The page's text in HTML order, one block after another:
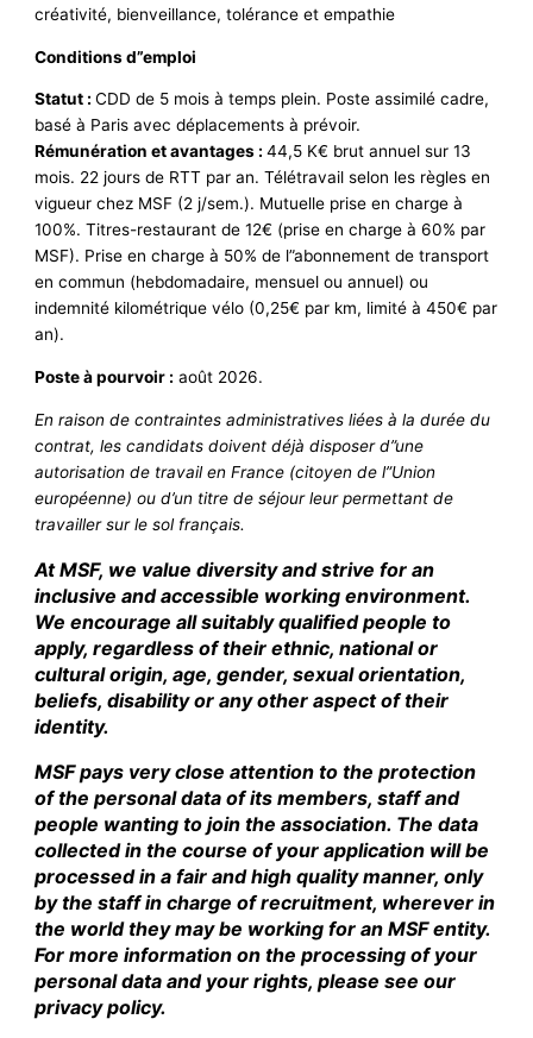
créativité, bienveillance, tolérance et empathie
Conditions d”emploi
Statut :CDD de 5 mois à temps plein. Poste assimilé cadre,
basé à Paris avec déplacements à prévoir.
Rémunération et avantages :44,5 K€ brut annuel sur 13
mois. 22 jours de RTT par an. Télétravail selon les règles en
vigueur chez MSF (2 j/sem.). Mutuelle prise en charge à
100%. Titres-restaurant de 12€ (prise en charge à 60% par
MSF). Prise en charge à 50% de l”abonnement de transport
en commun (hebdomadaire, mensuel ou annuel) ou
indemnité kilométrique vélo (0,25€ par km, limité à 450€ par
an).
Poste à pourvoir : août 2026.
En raison de contraintes administratives liées à la durée du
contrat, les candidats doivent déjà disposer d”une
autorisation de travail en France (citoyen de l”Union
européenne) ou d’un titre de séjour leur permettant de
travailler sur le sol français.
At MSF, we value diversity and strive for an
inclusive and accessible working environment.
We encourage all suitably qualified people to
apply, regardless of their ethnic, national or
cultural origin, age, gender, sexual orientation,
beliefs, disability or any other aspect of their
identity.
MSF pays very close attention to the protection
of the personal data of its members, staff and
people wanting to join the association. The data
collected in the course of your application will be
processed in a fair and high quality manner, only
by the staff in charge of recruitment, wherever in
the world they may be working for an MSF entity.
For more information on the processing of your
personal data and your rights, please see our
privacy policy.